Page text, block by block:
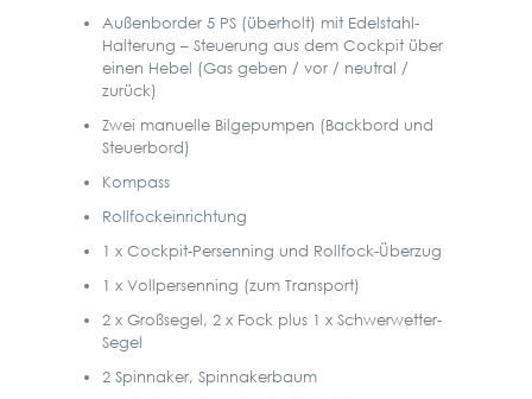
Außenborder 5 PS (überholt) mit Edelstahl-
Halterung – Steuerung aus dem Cockpit über
einen Hebel (Gas geben / vor / neutral /
zurück)
Zwei manuelle Bilgepumpen (Backbord und
Steuerbord)
Kompass
Rollfockeinrichtung
1 x Cockpit-Persenning und Rollfock-Überzug
1 x Vollpersenning (zum Transport)
2 x Großsegel, 2 x Fock plus 1 x Schwerwetter-
Segel
2 Spinnaker, Spinnakerbaum